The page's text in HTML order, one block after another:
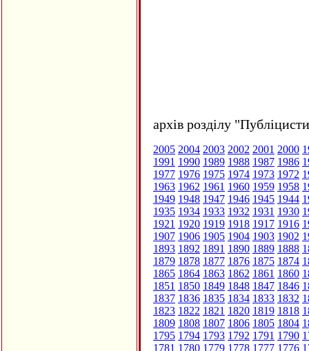
архів розділу
2005 2004 2003 2002 2001 2000
1991 1990 1989 1988 1987 1986
1977 1976 1975 1974 1973 1972
1963 1962 1961 1960 1959 1958
1949 1948 1947 1946 1945 1944
1935 1934 1933 1932 1931 1930
1921 1920 1919 1918 1917 1916
1907 1906 1905 1904 1903 1902
1893 1892 1891 1890 1889 1888
1879 1878 1877 1876 1875 1874
1865 1864 1863 1862 1861 1860
1851 1850 1849 1848 1847 1846
1837 1836 1835 1834 1833 1832
1823 1822 1821 1820 1819 1818
1809 1808 1807 1806 1805 1804
1795 1794 1793 1792 1791 1790
1781 1780 1779 1778 1777 1776